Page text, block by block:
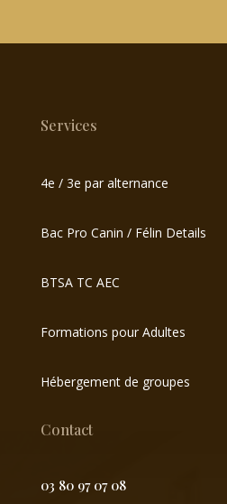
Services
4e / 3e par alternance
Bac Pro Canin / Félin Details
BTSA TC AEC
Formations pour Adultes
Hébergement de groupes
Contact
03 80 97 07 08